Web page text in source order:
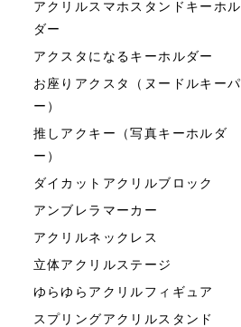
アクリルスマホスタンドキーホル
ダー
アクスタになるキーホルダー
お座りアクスタ（ヌードルキーパ
ー）
推しアクキー（写真キーホルダ
ー）
ダイカットアクリルブロック
アンブレラマーカー
アクリルネックレス
立体アクリルステージ
ゆらゆらアクリルフィギュア
スプリングアクリルスタンド